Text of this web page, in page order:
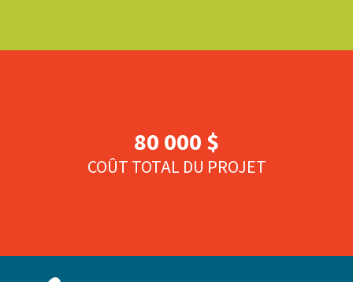
80 000 $
COÛT TOTAL DU PROJET